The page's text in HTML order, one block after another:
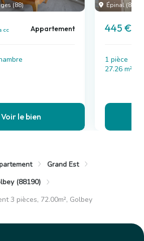
(88)
cc Appartement
Voir le bien
Épinal (88)
445 €
1 pièce
27.26 m²
Grand Est
(88190)
3 pièces, 72.00m², Golbey